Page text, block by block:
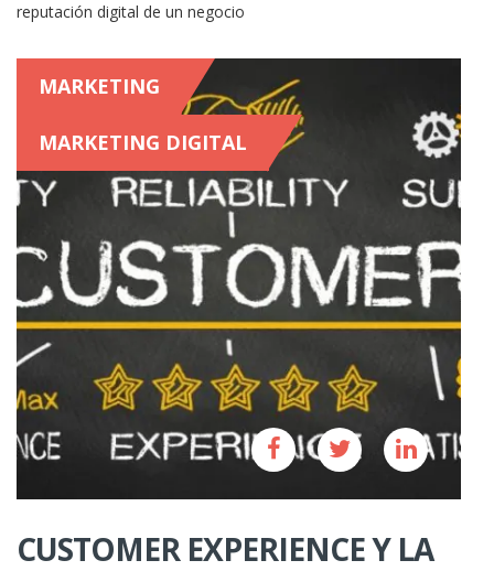
reputación digital de un negocio
MARKETING
MARKETING DIGITAL
CUSTOMER EXPERIENCE Y LA